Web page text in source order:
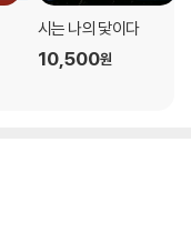
시는 나의 닻이다
10,500원